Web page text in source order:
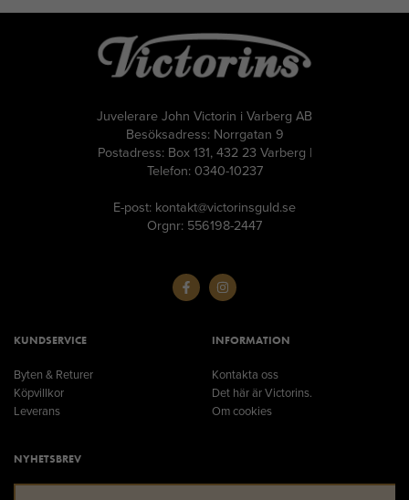
Juvelerare John Victorin i Varberg AB
Besöksadress: Norrgatan 9
Postadress: Box 131, 432 23 Varberg |
Telefon: 0340-10237
E-post: kontakt@victorinsguld.se
Orgnr: 556198-2447
KUNDSERVICE
Byten & Returer
Köpvillkor
Leverans
INFORMATION
Kontakta oss
Det här är Victorins.
Om cookies
NYHETSBREV